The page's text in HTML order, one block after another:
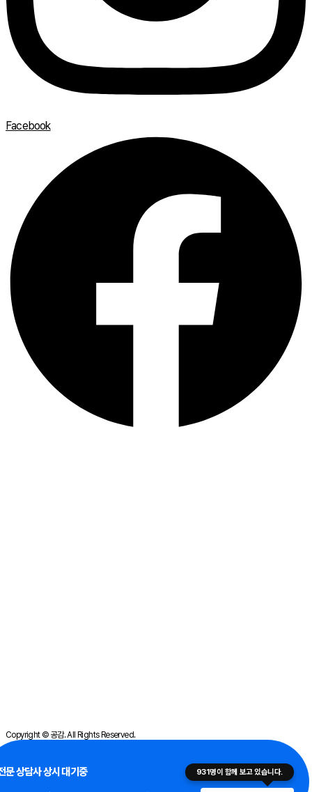
문 상담사 상시 대기중 931명이 함께 보고 있습니다.
Facebook
Copyright © 공감. All Rights Reserved.